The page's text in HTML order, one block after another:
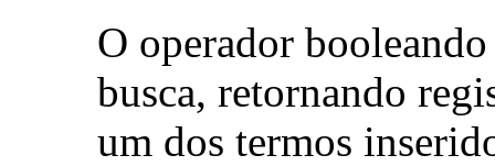
O operador
busca, retornando
um dos termos